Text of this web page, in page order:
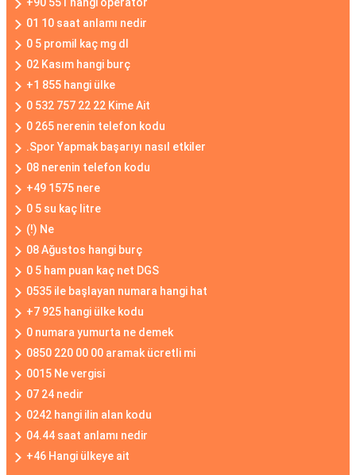
01 10 saat anlamı nedir
0 5 promil kaç mg dl
02 Kasım hangi burç
+1 855 hangi ülke
0 532 757 22 22 Kime Ait
0 265 nerenin telefon kodu
.Spor Yapmak başarıyı nasıl etkiler
08 nerenin telefon kodu
+49 1575 nere
0 5 su kaç litre
(!) Ne
08 Ağustos hangi burç
0 5 ham puan kaç net DGS
0535 ile başlayan numara hangi hat
+7 925 hangi ülke kodu
0 numara yumurta ne demek
0850 220 00 00 aramak ücretli mi
0015 Ne vergisi
07 24 nedir
0242 hangi ilin alan kodu
04.44 saat anlamı nedir
+46 Hangi ülkeye ait